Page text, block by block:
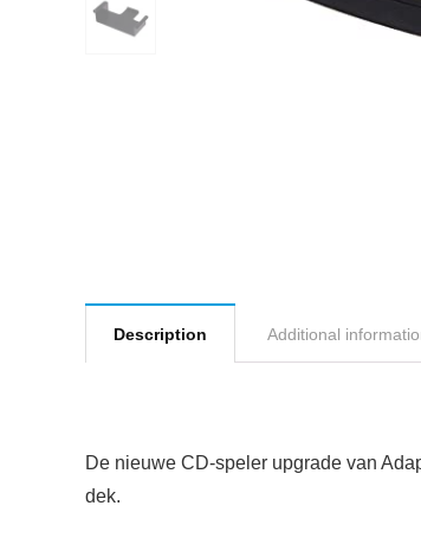
Description Additional
De nieuwe CD-speler upgrade van
dek.